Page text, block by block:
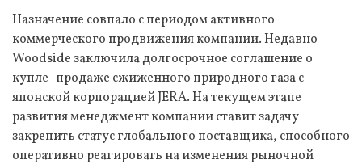
Назначение совпало с периодом активного
коммерческого продвижения компании. Недавно
Woodside заключила долгосрочное соглашение о
купле–продаже сжиженного природного газа с
японской корпорацией JERA. На текущем этапе
развития менеджмент компании ставит задачу
закрепить статус глобального поставщика, способного
оперативно реагировать на изменения рыночной